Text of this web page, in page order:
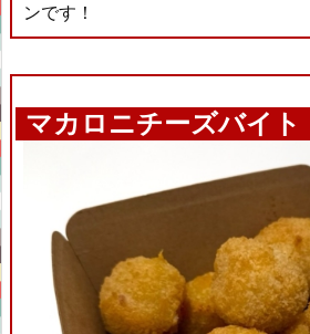
ンです！
マカロニチーズバイト